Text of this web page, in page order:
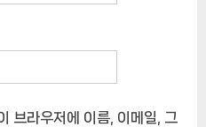
브라우저에 이름, 이메일, 그